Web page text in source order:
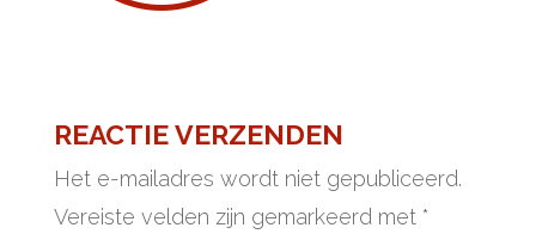
REACTIE VERZENDEN
Het e-mailadres wordt niet gepubliceerd.
Vereiste velden zijn gemarkeerd met *